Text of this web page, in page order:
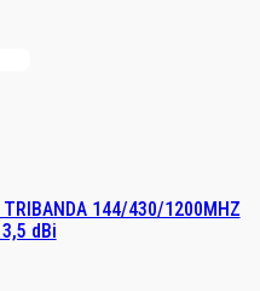
144/430/1200MHZ
dBi